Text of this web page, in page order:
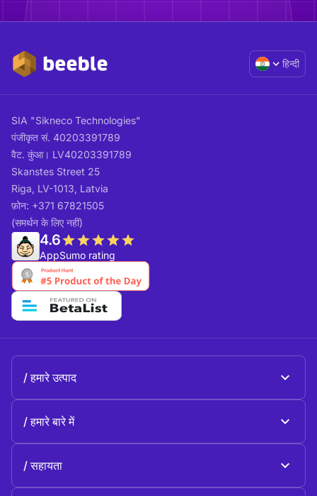
हिन्दी
SIA "Sikneco Technologies"
पंजीकृत सं. 40203391789
वैट. कुंआ। LV40203391789
Skanstes Street 25
Riga, LV-1013, Latvia
फ़ोन: +371 67821505
(समर्थन के लिए नहीं)
4.6
AppSumo rating
हमारे उत्पाद
हमारे बारे में
सहायता